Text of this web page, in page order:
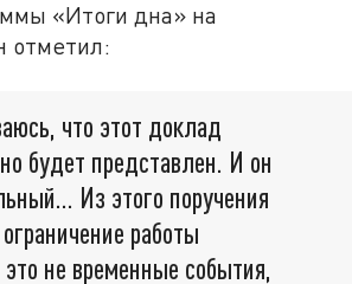
«Итоги дна» на
отметил:
что этот доклад
будет представлен. И он
Из этого поручения
работы
не временные события,